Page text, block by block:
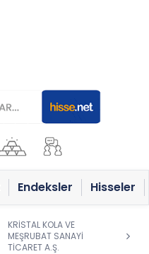
Endeksler Hisseler
KRİSTAL KOLA VE
MEŞRUBAT SANAYİ
TİCARET A.Ş.